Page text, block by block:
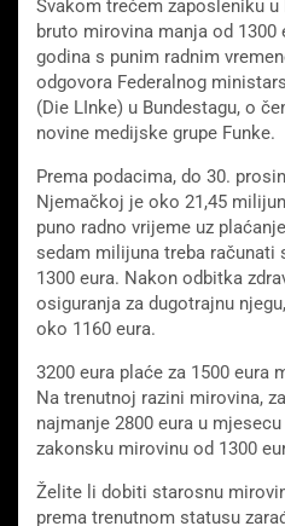
Svakom trećem zaposleniku
bruto mirovina manja od
godina s punim radnim
odgovora Federalnog
(Die LInke) u Bundestagu, o
novine medijske grupe Funke.
Prema podacima, do 30.
Njemačkoj je oko 21,45
puno radno vrijeme uz
sedam milijuna treba računati
1300 eura. Nakon odbitka
osiguranja za dugotrajnu
oko 1160 eura.
3200 eura plaće za 1500 eura
Na trenutnoj razini mirovina,
najmanje 2800 eura u
zakonsku mirovinu od 1300
Želite li dobiti starosnu
prema trenutnom statusu